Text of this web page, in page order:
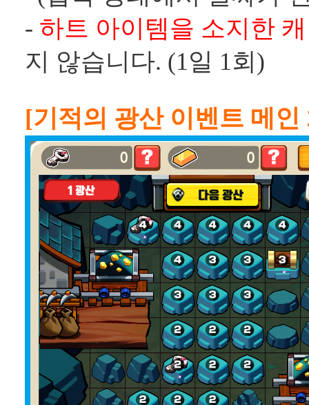
- 하트 아이템을 소지한
지 않습니다. (1일 1회)
[기적의 광산 이벤트 메인